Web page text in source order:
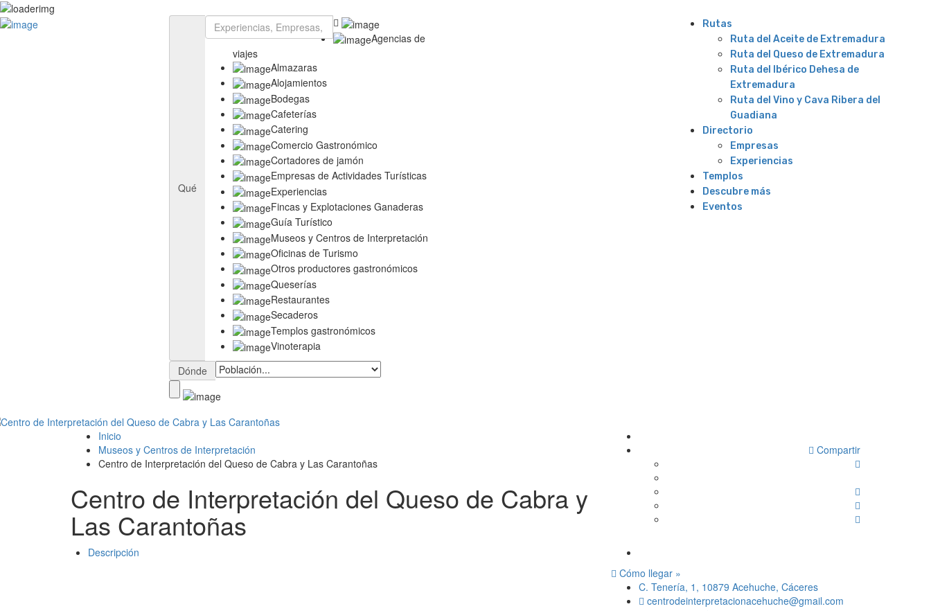
Rutas
Ruta del Aceite de Extremadura
Ruta del Ibérico Dehesa de Extremadura
Ruta del Vino y Cava Ribera del Guadiana
Qué
Agencias de
viajes
Almazaras
Alojamientos
Bodegas
Cafeterías
Catering
Comercio Gastronómico
Cortadores de jamón
Empresas de Actividades Turísticas
Experiencias
Fincas y Explotaciones Ganaderas
Guía Turístico
Museos y Centros de Interpretación
Oficinas de Turismo
Otros productores gastronómicos
Queserías
Restaurantes
Secaderos
Templos gastronómicos
Vinoterapia
Dónde
Rutas
Ruta del Aceite de Extremadura
Ruta del Queso de Extremadura
Ruta del Ibérico Dehesa de
Extremadura
Ruta del Vino y Cava Ribera del
Guadiana
Directorio
Empresas
Experiencias
Templos
Descubre más
Eventos
Inicio
Museos y Centros de Interpretación
Centro de Interpretación del Queso de Cabra y Las Carantoñas
Centro de Interpretación del Queso de Cabra y
Las Carantoñas
Compartir
Descripción
Cómo llegar »
C. Tenería, 1, 10879 Acehuche, Cáceres
centrodeinterpretacionacehuche@gmail.com